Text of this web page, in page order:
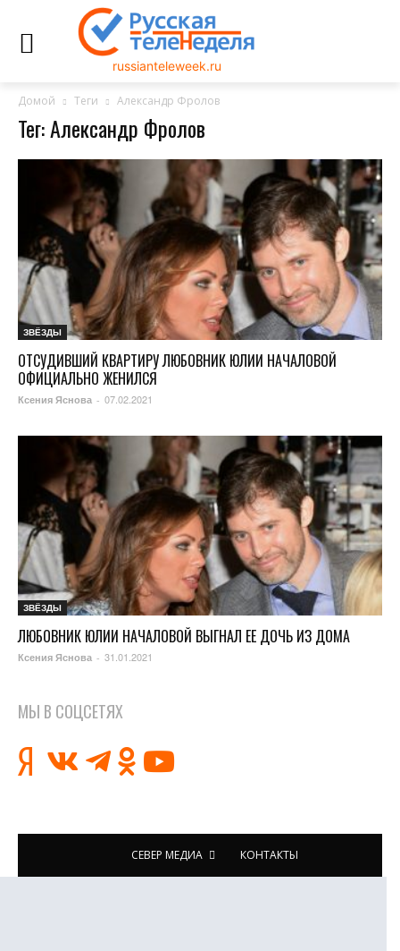
russianteleweek.ru
Домой Теги Александр Фролов
Тег: Александр Фролов
ЗВЁЗДЫ
ОТСУДИВШИЙ КВАРТИРУ ЛЮБОВНИК ЮЛИИ НАЧАЛОВОЙ
ОФИЦИАЛЬНО ЖЕНИЛСЯ
Ксения Яснова - 07.02.2021
ЗВЁЗДЫ
ЛЮБОВНИК ЮЛИИ НАЧАЛОВОЙ ВЫГНАЛ ЕЕ ДОЧЬ ИЗ ДОМА
Ксения Яснова - 31.01.2021
МЫ В СОЦСЕТЯХ
СЕВЕР МЕДИА КОНТАКТЫ